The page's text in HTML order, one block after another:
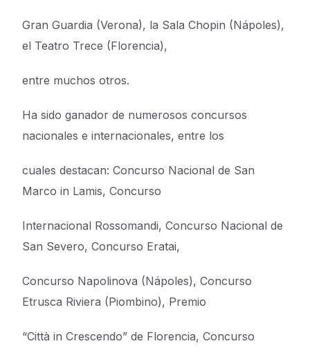
Gran Guardia (Verona), la Sala Chopin (Nápoles),
el Teatro Trece (Florencia),
entre muchos otros.
Ha sido ganador de numerosos concursos
nacionales e internacionales, entre los
cuales destacan: Concurso Nacional de San
Marco in Lamis, Concurso
Internacional Rossomandi, Concurso Nacional de
San Severo, Concurso Eratai,
Concurso Napolinova (Nápoles), Concurso
Etrusca Riviera (Piombino), Premio
“Città in Crescendo” de Florencia, Concurso